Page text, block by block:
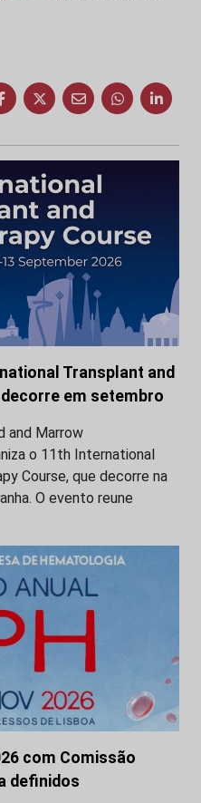
Transplant and
em setembro
and Marrow
o 11th International
Course, que decorre na
O evento reune
com Comissão
definidos